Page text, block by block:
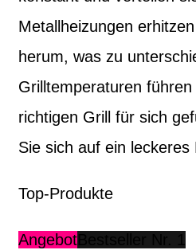
Metallheizungen
herum, was zu
Grilltemperaturen
richtigen Grill für sich
Sie sich auf ein
Top-Produkte
Angebot